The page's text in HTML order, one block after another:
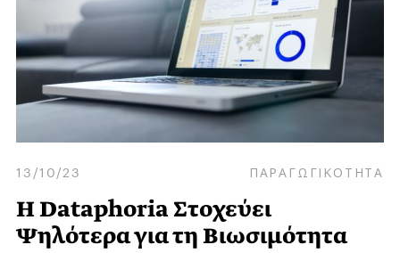
13/10/23 ΠΑΡΑΓΩΓΙΚΟΤΗΤΑ
Η Dataphoria Στοχεύει
Ψηλότερα για τη Βιωσιμότητα